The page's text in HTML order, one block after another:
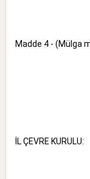
Madde 4 - (Mülga
İL ÇEVRE KURULU: